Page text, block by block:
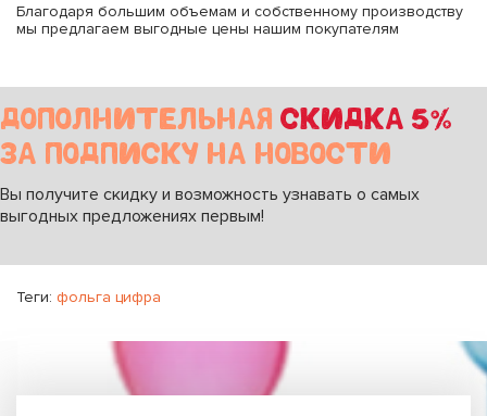
Благодаря большим объемам и собственному производству
мы предлагаем выгодные цены нашим покупателям
ДОПОЛНИТЕЛЬНАЯ СКИДКА 5%
ЗА ПОДПИСКУ НА НОВОСТИ
Вы получите скидку и возможность узнавать о самых
выгодных предложениях первым!
Теги: фольга цифра